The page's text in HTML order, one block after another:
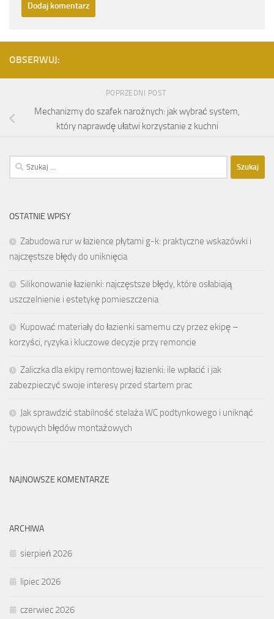
OBSERWUJ:
POPRZEDNI POST
Mechanizmy do szafek narożnych: jak wybrać system,
który naprawdę ułatwi korzystanie z kuchni
Szukaj:
OSTATNIE WPISY
Zabudowa rur w łazience płytami g-k: praktyczne wskazówki i
najczęstsze błędy do uniknięcia
Silikonowanie łazienki: najczęstsze błędy, które osłabiają
uszczelnienie i estetykę pomieszczenia
Kupować materiały do łazienki samemu czy przez ekipę –
korzyści, ryzyka i kluczowe decyzje przy remoncie
Zaliczka dla ekipy remontowej łazienki: ile wpłacić i jak
zabezpieczyć swoje interesy przed startem prac
Jak sprawdzić stabilność stelaża WC podtynkowego i uniknąć
typowych błędów montażowych
NAJNOWSZE KOMENTARZE
ARCHIWA
sierpień 2026
lipiec 2026
czerwiec 2026